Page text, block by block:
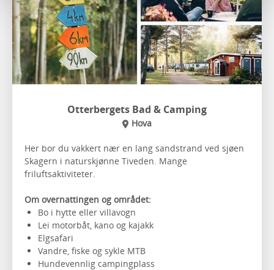
Otterbergets Bad & Camping
Hova
Her bor du vakkert nær en lang sandstrand ved sjøen
Skagern i naturskjønne Tiveden. Mange
friluftsaktiviteter.
Om overnattingen og området:
Bo i hytte eller villavogn
Lei motorbåt, kano og kajakk
Elgsafari
Vandre, fiske og sykle MTB
Hundevennlig campingplass